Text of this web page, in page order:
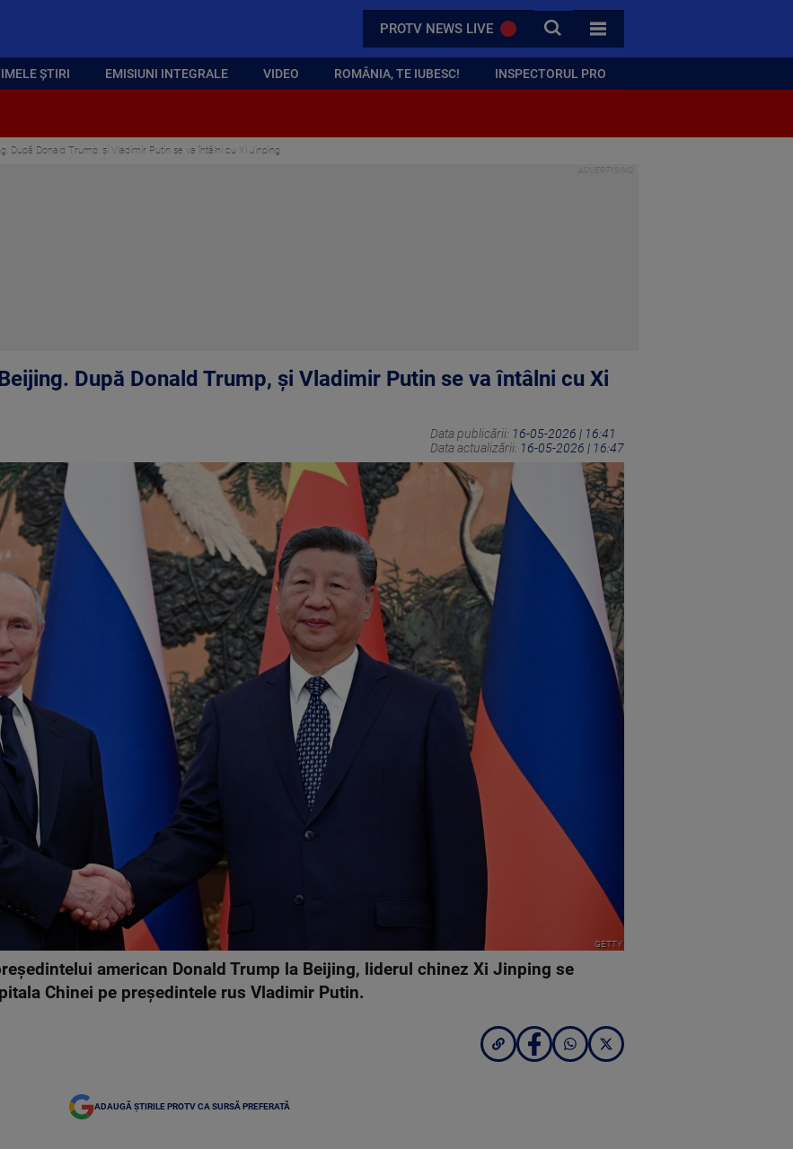
PROTV NEWS LIVE CAUTA
TOATE CATEGORIILE
ȘTIRI EMISIUNI INTEGRALE VIDEO ROMÂNIA, TE IUBESC! INSPECTORUL PRO
După Donald Trump, și Vladimir Putin se va întâlni cu Xi Jinping
După Donald Trump, și Vladimir Putin se va întâlni cu Xi
Data publicării: 16-05-2026 | 16:41
Data actualizării: 16-05-2026 | 16:47
GETTY
american Donald Trump la Beijing, liderul chinez Xi Jinping se
Chinei pe președintele rus Vladimir Putin.
ADAUGĂ ȘTIRILE PROTV CA SURSĂ PREFERATĂ